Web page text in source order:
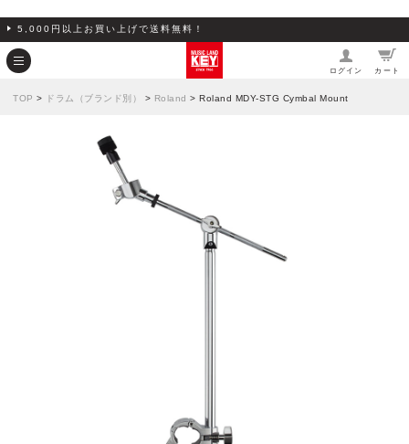
5,000円以上お買い上げで送料無料！
ログイン カート
TOP > ドラム（ブランド別） > Roland > Roland MDY-STG Cymbal Mount